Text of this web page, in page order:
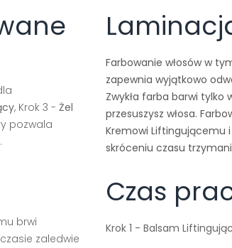
, Krok 3 - Żel
pozwala
brwi
zaledwie
Farbowanie włosów w
zapewnia wyjątkowo
Zwykła farba barwi tylko
przesuszysz włosa.
Kremowi Liftingującemu
skróceniu czasu
Czas
Krok 1 - Balsam